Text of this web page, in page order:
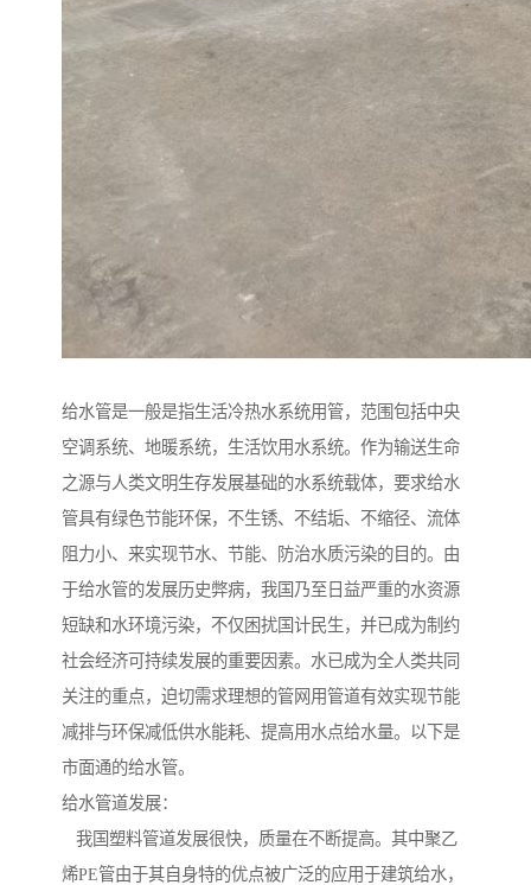
给水管是一般是指生活冷热水系统用管，范围包括中央
空调系统、地暖系统，生活饮用水系统。作为输送生命
之源与人类文明生存发展基础的水系统载体，要求给水
管具有绿色节能环保，不生锈、不结垢、不缩径、流体
阻力小、来实现节水、节能、防治水质污染的目的。由
于给水管的发展历史弊病，我国乃至日益严重的水资源
短缺和水环境污染，不仅困扰国计民生，并已成为制约
社会经济可持续发展的重要因素。水已成为全人类共同
关注的重点，迫切需求理想的管网用管道有效实现节能
减排与环保减低供水能耗、提高用水点给水量。以下是
市面通的给水管。
给水管道发展：
我国塑料管道发展很快，质量在不断提高。其中聚乙
烯PE管由于其自身特的优点被广泛的应用于建筑给水，